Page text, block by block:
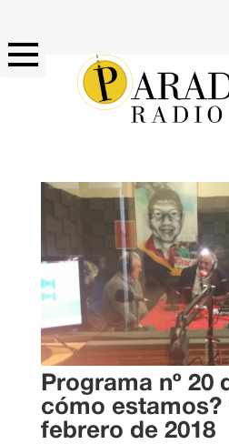
Programa nº 20
cómo estamos?
febrero de 2018